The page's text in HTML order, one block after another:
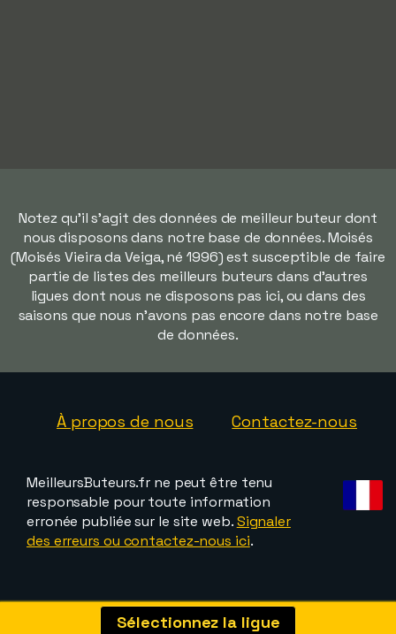
Notez qu'il s'agit des données de meilleur buteur dont
nous disposons dans notre base de données. Moisés
(Moisés Vieira da Veiga, né 1996) est susceptible de faire
partie de listes des meilleurs buteurs dans d'autres
ligues dont nous ne disposons pas ici, ou dans des
saisons que nous n'avons pas encore dans notre base
de données.
À propos de nous Contactez-nous
MeilleursButeurs.fr ne peut être tenu
responsable pour toute information
erronée publiée sur le site web.Signaler
des erreurs ou contactez-nous ici.
Sélectionnez la ligue